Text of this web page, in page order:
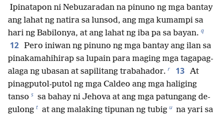
Ipinatapon ni Nebuzaradan na pinuno ng mga bantay
ang lahat ng natira sa lunsod, ang mga kumampi sa
hari ng Babilonya, at ang lahat ng iba pa sa bayan. q
12 Pero iniwan ng pinuno ng mga bantay ang ilan sa
pinakamahihirap sa lupain para maging mga tagapag-
alaga ng ubasan at sapilitang trabahador. r 13 At
pinagputol-putol ng mga Caldeo ang mga haliging
tanso s sa bahay ni Jehova at ang mga patungang de-
gulong t at ang malaking tipunan ng tubig u na yari sa